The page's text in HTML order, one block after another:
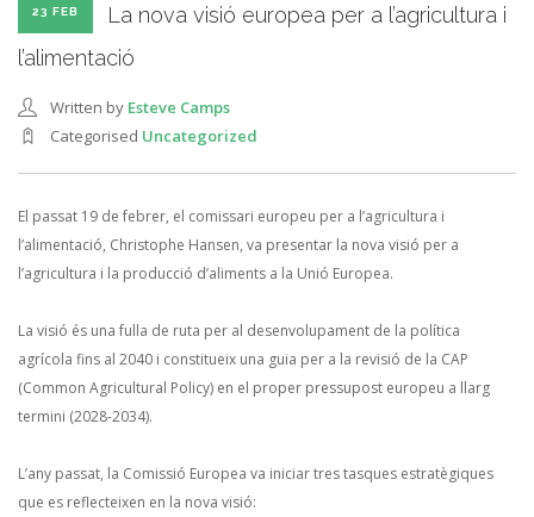
23 FEB
La nova visió europea per a l’agricultura i
l’alimentació
Written by Esteve Camps
Categorised Uncategorized
El passat 19 de febrer, el comissari europeu per a l’agricultura i
l’alimentació, Christophe Hansen, va presentar la nova visió per a
l’agricultura i la producció d’aliments a la Unió Europea.
La visió és una fulla de ruta per al desenvolupament de la política
agrícola fins al 2040 i constitueix una guia per a la revisió de la CAP
(Common Agricultural Policy) en el proper pressupost europeu a llarg
termini (2028-2034).
L’any passat, la Comissió Europea va iniciar tres tasques estratègiques
que es reflecteixen en la nova visió: